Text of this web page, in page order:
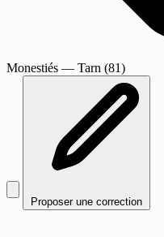
Monestiés — Tarn (81)
Proposer une correction